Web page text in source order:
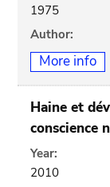
1975
Author:
More info
Haine et
conscience
Year:
2010